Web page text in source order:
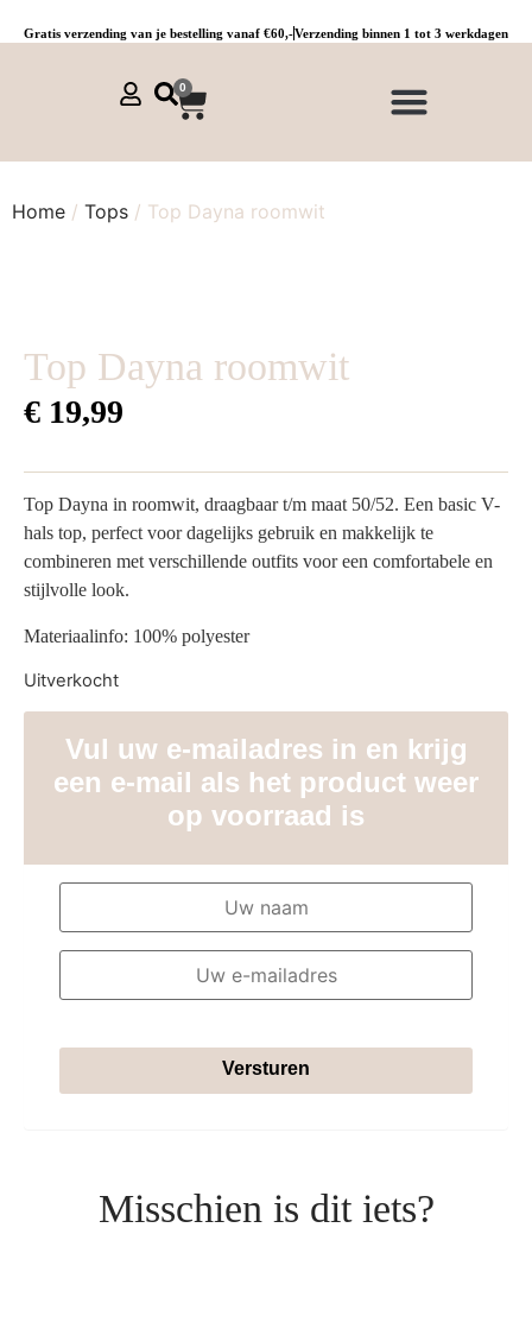
Gratis verzending van je bestelling vanaf €60,-Verzending binnen 1 tot 3 werkdagen
0
Home / Tops / Top Dayna roomwit
Top Dayna roomwit
€ 19,99
Top Dayna in roomwit, draagbaar t/m maat 50/52. Een basic V-
hals top, perfect voor dagelijks gebruik en makkelijk te
combineren met verschillende outfits voor een comfortabele en
stijlvolle look.
Materiaalinfo: 100% polyester
Uitverkocht
Vul uw e-mailadres in en krijg
een e-mail als het product weer
op voorraad is
Versturen
Misschien is dit iets?